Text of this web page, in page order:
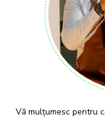
Vă mulțumesc pentru